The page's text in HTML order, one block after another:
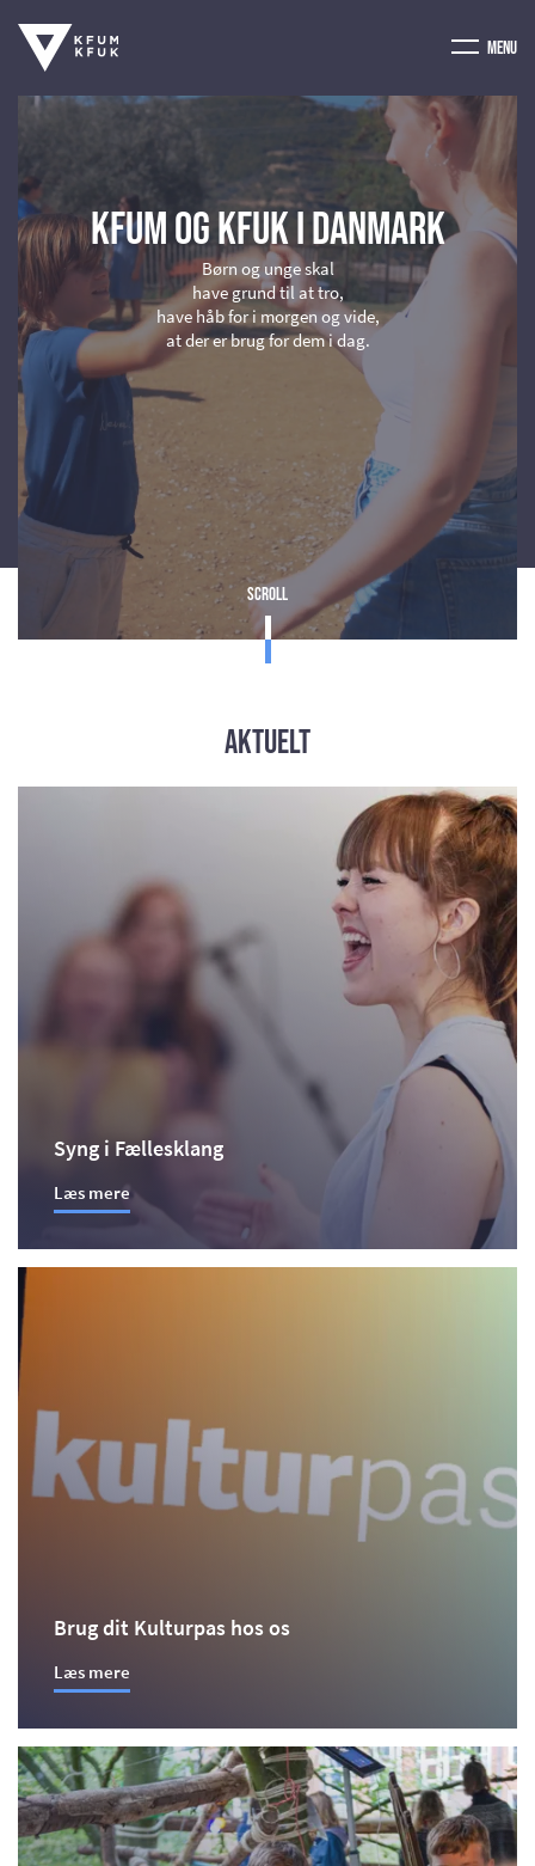
Menu
KFUM OG KFUK I DANMARK
Børn og unge skal
have grund til at tro,
have håb for i morgen og vide,
at der er brug for dem i dag.
Scroll
Aktuelt
Syng i Fællesklang
Læs mere
Brug dit Kulturpas hos os
Læs mere